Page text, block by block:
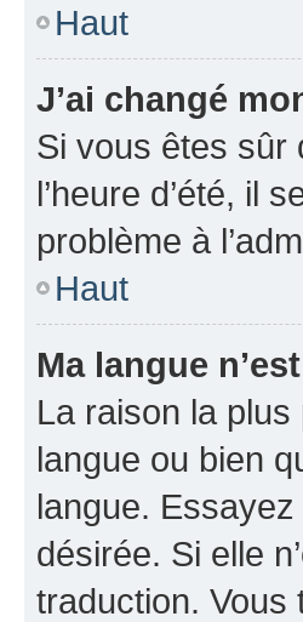
Haut
J’ai changé
Si vous êtes sûr
l’heure d’été, il
problème à
Haut
Ma langue
La raison la plus
langue ou bien
langue. Essayez
désirée. Si elle
traduction. Vous